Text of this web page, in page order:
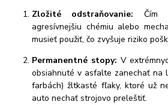
Zložité odstraňovanie: Čím
agresívnejšiu chémiu alebo
musieť použiť, čo zvyšuje riziko
Permanentné stopy: V
obsiahnuté v asfalte zanechať na
farbách) žltkasté fľaky, ktoré už
auto nechať strojovo preleštiť.